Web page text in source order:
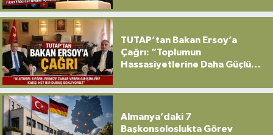
TUTAP’tan Bakan Ersoy’a
Çağrı: “Toplumun
Hassasiyetlerine Daha Güçlü
Almanya’daki 7
Başkonsoloslukta Görev